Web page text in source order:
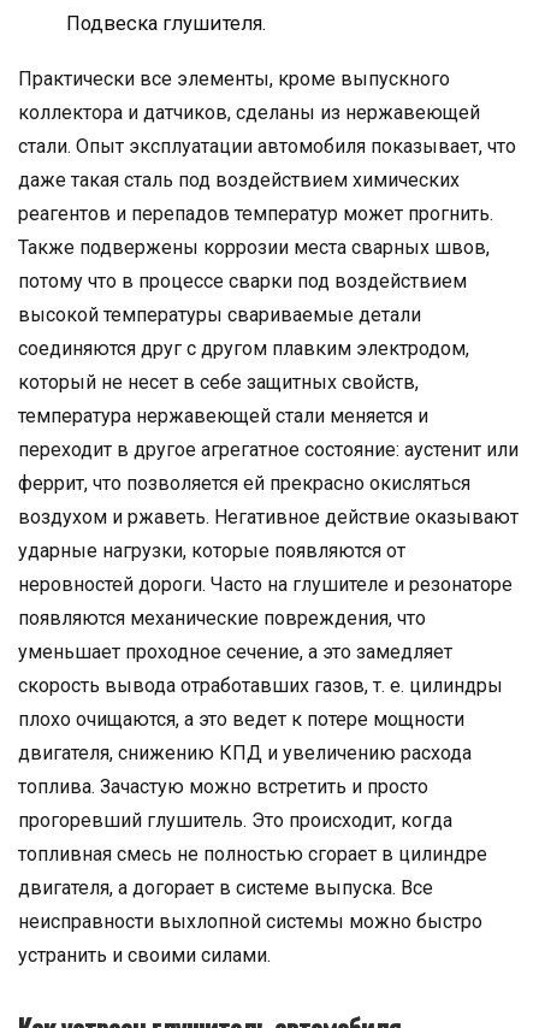
Подвеска глушителя.
Практически все элементы, кроме выпускного
коллектора и датчиков, сделаны из нержавеющей
стали. Опыт эксплуатации автомобиля показывает, что
даже такая сталь под воздействием химических
реагентов и перепадов температур может прогнить.
Также подвержены коррозии места сварных швов,
потому что в процессе сварки под воздействием
высокой температуры свариваемые детали
соединяются друг с другом плавким электродом,
который не несет в себе защитных свойств,
температура нержавеющей стали меняется и
переходит в другое агрегатное состояние: аустенит или
феррит, что позволяется ей прекрасно окисляться
воздухом и ржаветь. Негативное действие оказывают
ударные нагрузки, которые появляются от
неровностей дороги. Часто на глушителе и резонаторе
появляются механические повреждения, что
уменьшает проходное сечение, а это замедляет
скорость вывода отработавших газов, т. е. цилиндры
плохо очищаются, а это ведет к потере мощности
двигателя, снижению КПД и увеличению расхода
топлива. Зачастую можно встретить и просто
прогоревший глушитель. Это происходит, когда
топливная смесь не полностью сгорает в цилиндре
двигателя, а догорает в системе выпуска. Все
неисправности выхлопной системы можно быстро
устранить и своими силами.